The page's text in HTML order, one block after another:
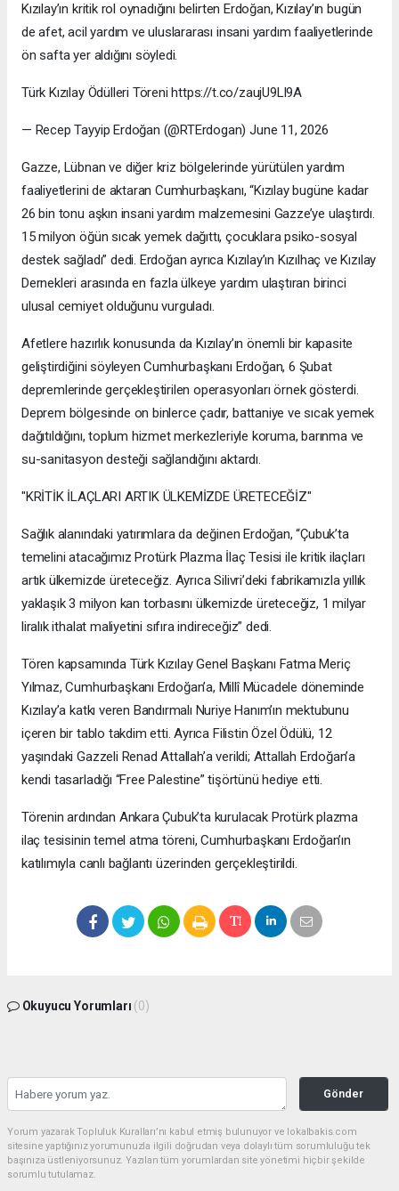
Kızılay’ın kritik rol oynadığını belirten Erdoğan, Kızılay’ın bugün
de afet, acil yardım ve uluslararası insani yardım faaliyetlerinde
ön safta yer aldığını söyledi.
Türk Kızılay Ödülleri Töreni https://t.co/zaujU9Ll9A
— Recep Tayyip Erdoğan (@RTErdogan) June 11, 2026
Gazze, Lübnan ve diğer kriz bölgelerinde yürütülen yardım
faaliyetlerini de aktaran Cumhurbaşkanı, “Kızılay bugüne kadar
26 bin tonu aşkın insani yardım malzemesini Gazze’ye ulaştırdı.
15 milyon öğün sıcak yemek dağıttı, çocuklara psiko-sosyal
destek sağladı” dedi. Erdoğan ayrıca Kızılay’ın Kızılhaç ve Kızılay
Dernekleri arasında en fazla ülkeye yardım ulaştıran birinci
ulusal cemiyet olduğunu vurguladı.
Afetlere hazırlık konusunda da Kızılay’ın önemli bir kapasite
geliştirdiğini söyleyen Cumhurbaşkanı Erdoğan, 6 Şubat
depremlerinde gerçekleştirilen operasyonları örnek gösterdi.
Deprem bölgesinde on binlerce çadır, battaniye ve sıcak yemek
dağıtıldığını, toplum hizmet merkezleriyle koruma, barınma ve
su-sanitasyon desteği sağlandığını aktardı.
"KRİTİK İLAÇLARI ARTIK ÜLKEMİZDE ÜRETECEĞİZ"
Sağlık alanındaki yatırımlara da değinen Erdoğan, “Çubuk’ta
temelini atacağımız Protürk Plazma İlaç Tesisi ile kritik ilaçları
artık ülkemizde üreteceğiz. Ayrıca Silivri’deki fabrikamızla yıllık
yaklaşık 3 milyon kan torbasını ülkemizde üreteceğiz, 1 milyar
liralık ithalat maliyetini sıfıra indireceğiz” dedi.
Tören kapsamında Türk Kızılay Genel Başkanı Fatma Meriç
Yılmaz, Cumhurbaşkanı Erdoğan’a, Millî Mücadele döneminde
Kızılay’a katkı veren Bandırmalı Nuriye Hanım’ın mektubunu
içeren bir tablo takdim etti. Ayrıca Filistin Özel Ödülü, 12
yaşındaki Gazzeli Renad Attallah’a verildi; Attallah Erdoğan’a
kendi tasarladığı “Free Palestine” tişörtünü hediye etti.
Törenin ardından Ankara Çubuk’ta kurulacak Protürk plazma
ilaç tesisinin temel atma töreni, Cumhurbaşkanı Erdoğan’ın
katılımıyla canlı bağlantı üzerinden gerçekleştirildi.
Okuyucu Yorumları (0)
Gönder
Yorum yazarak Topluluk Kuralları’nı kabul etmiş bulunuyor ve lokalbakis.com
sitesine yaptığınız yorumunuzla ilgili doğrudan veya dolaylı tüm sorumluluğu tek
başınıza üstleniyorsunuz. Yazılan tüm yorumlardan site yönetimi hiçbir şekilde
sorumlu tutulamaz.